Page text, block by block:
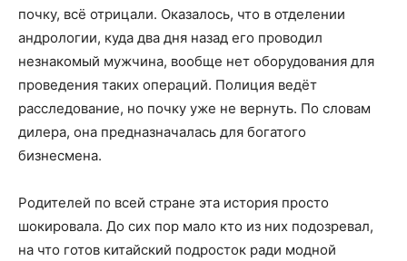
почку, всё отрицали. Оказалось, что в отделении
андрологии, куда два дня назад его проводил
незнакомый мужчина, вообще нет оборудования для
проведения таких операций. Полиция ведёт
расследование, но почку уже не вернуть. По словам
дилера, она предназначалась для богатого
бизнесмена.
Родителей по всей стране эта история просто
шокировала. До сих пор мало кто из них подозревал,
на что готов китайский подросток ради модной